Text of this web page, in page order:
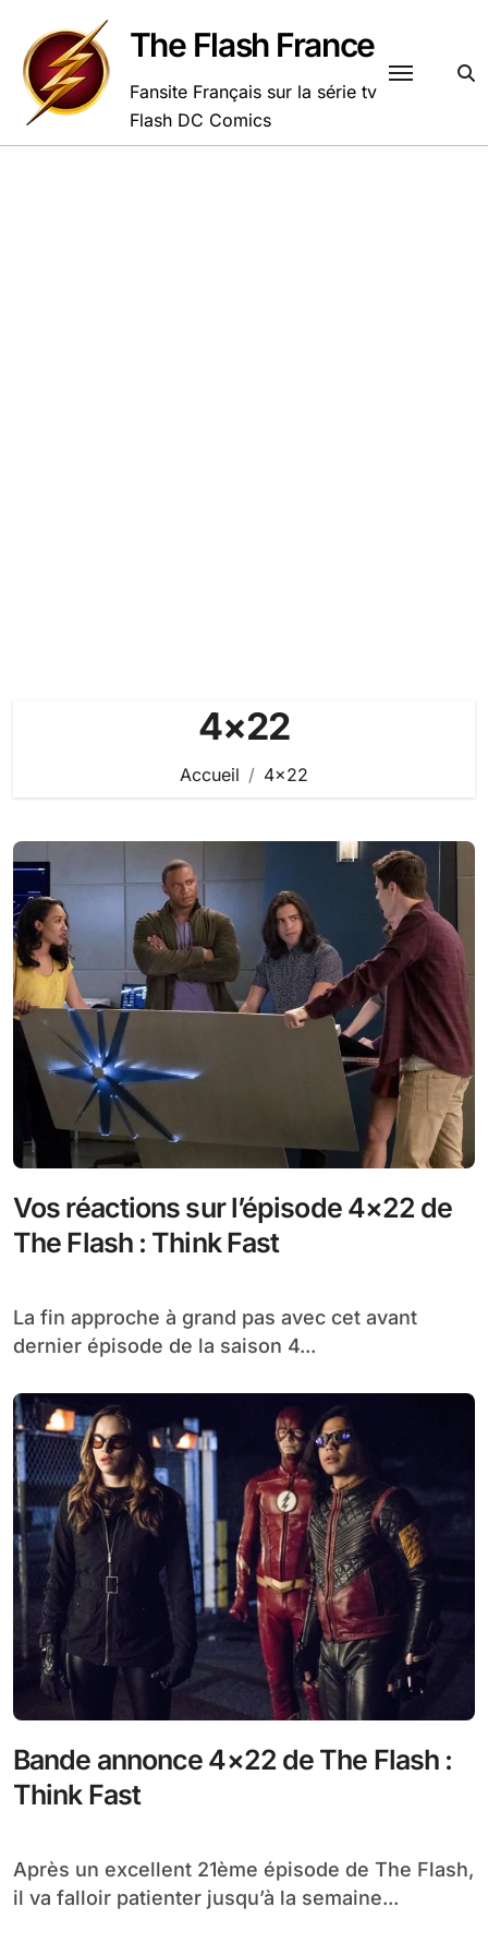
contenu
The Flash France
Fansite Français sur la série tv
Flash DC Comics
4×22
Accueil 4×22
Vos réactions sur l’épisode 4×22 de
The Flash : Think Fast
La fin approche à grand pas avec cet avant
dernier épisode de la saison 4...
Bande annonce 4×22 de The Flash :
Think Fast
Après un excellent 21ème épisode de The Flash,
il va falloir patienter jusqu’à la semaine...